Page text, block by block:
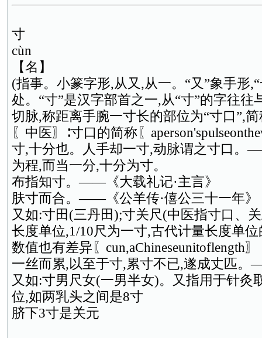
寸
cùn
【名】
(指事。小篆字形,从又,从一。“又”象手形
处。“寸”是汉字部首之一,从“寸”的字往往
切脉,称距离手腕一寸长的部位为“寸口”,简
〖中医〗∶寸口的简称〖
寸,十分也。人手却一寸,动脉谓之寸口。
为程,而当一分,十分为寸。
布指知寸。——《大载礼记·主言》
肤寸而合。——《公羊传·僖公三十一年》
又如:寸田(三丹田);寸关尺(中医指寸口、
长度单位,1/10尺为一寸,古代计量长度单
数值也有差异〖cun,aChineseunitoflength〗
一丝而累,以至于寸,累寸不已,遂成丈匹
又如:寸男尺女(一男半女)。又指用于针灸
位,如两乳头之间是8寸
脐下3寸是关元